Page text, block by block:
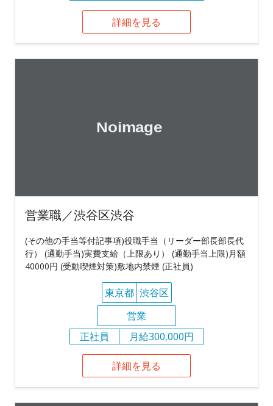
詳細を見る
営業職／渋谷区渋谷
(その他の手当等付記事項)役職手当（リーダー部長部長代
行） (通勤手当)実費支給（上限あり） (通勤手当上限)月額
40000円 (受動喫煙対策)敷地内禁煙 (正社員)
東京都 渋谷区
営業
正社員
月給300,000円
詳細を見る